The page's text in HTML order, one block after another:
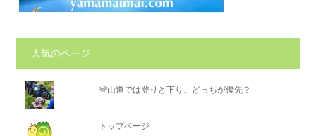
人気のページ
登山道では登りと下り、どっちが優先？
トップページ